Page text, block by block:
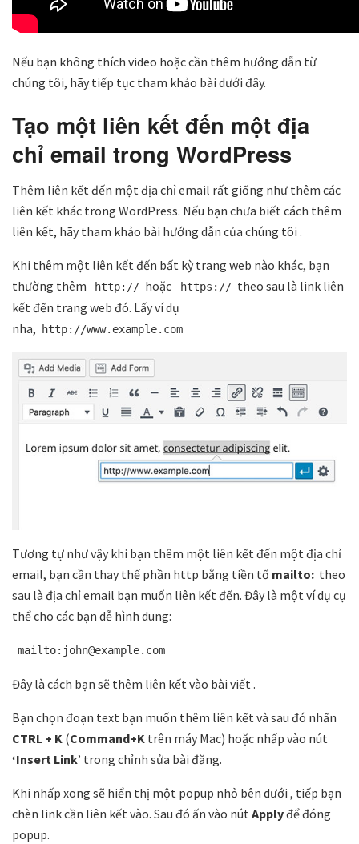
Nếu bạn không thích video hoặc cần thêm hướng dẫn từ
chúng tôi, hãy tiếp tục tham khảo bài dưới đây.
Tạo một liên kết đến một địa
chỉ email trong WordPress
Thêm liên kết đến một địa chỉ email rất giống như thêm các
liên kết khác trong WordPress. Nếu bạn chưa biết cách thêm
liên kết, hãy tham khảo bài hướng dẫn của chúng tôi .
Khi thêm một liên kết đến bất kỳ trang web nào khác, bạn
thường thêm
http:// hoặc https:// theo sau là link liên
kết đến trang web đó. Lấy ví dụ
nha,
http://www.example.com
Tương tự như vậy khi bạn thêm một liên kết đến một địa chỉ
email, bạn cần thay thế phần http bằng tiền tố mailto: theo
sau là địa chỉ email bạn muốn liên kết đến. Đây là một ví dụ cụ
thể cho các bạn dễ hình dung:
mailto:john@example.com
Đây là cách bạn sẽ thêm liên kết vào bài viết .
Bạn chọn đoạn text bạn muốn thêm liên kết và sau đó nhấn
CTRL + K (Command+K trên máy Mac) hoặc nhấp vào nút
‘Insert Link’ trong chỉnh sửa bài đăng.
Khi nhấp xong sẽ hiển thị một popup nhỏ bên dưới , tiếp bạn
chèn link cần liên kết vào. Sau đó ấn vào nút Applyđể đóng
popup.